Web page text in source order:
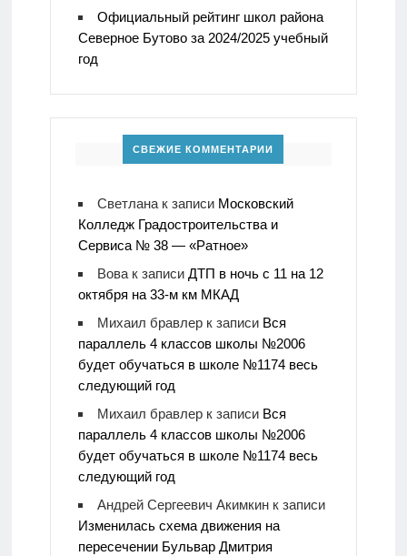
Официальный рейтинг школ района
Северное Бутово за 2024/2025 учебный
год
СВЕЖИЕ КОММЕНТАРИИ
Светланак записи Московский
Колледж Градостроительства и
Сервиса № 38 — «Ратное»
Вовак записи ДТП в ночь с 11 на 12
октября на 33-м км МКАД
Михаил бравлерк записи Вся
параллель 4 классов школы №2006
будет обучаться в школе №1174 весь
следующий год
Михаил бравлерк записи Вся
параллель 4 классов школы №2006
будет обучаться в школе №1174 весь
следующий год
Андрей Сергеевич Акимкинк записи
Изменилась схема движения на
пересечении Бульвар Дмитрия